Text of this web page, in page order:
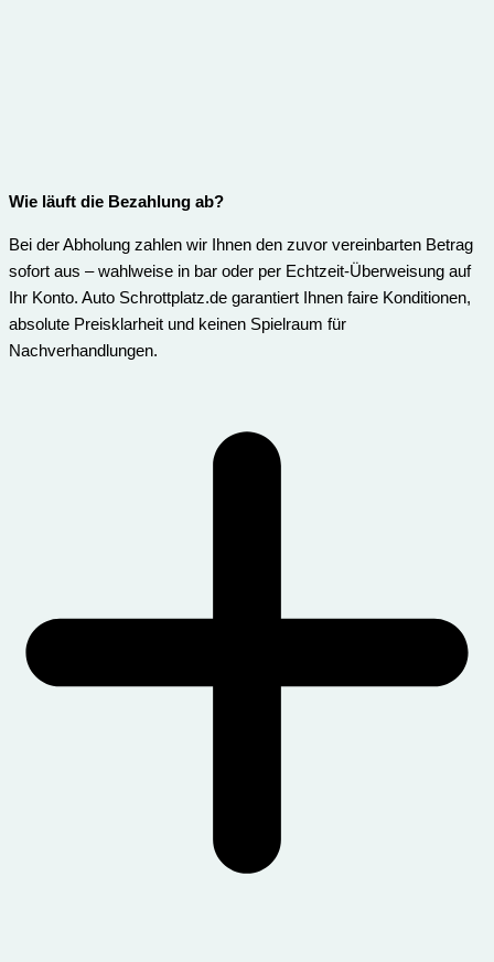
Wie läuft die Bezahlung ab?
Bei der Abholung zahlen wir Ihnen den zuvor vereinbarten Betrag
sofort aus – wahlweise in bar oder per Echtzeit-Überweisung auf
Ihr Konto. Auto Schrottplatz.de garantiert Ihnen faire Konditionen,
absolute Preisklarheit und keinen Spielraum für
Nachverhandlungen.